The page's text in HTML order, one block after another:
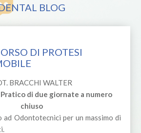
BLOG
DI PROTESI
BRACCHI WALTER
di due giornate a numero
chiuso
Odontotecnici per un massimo di